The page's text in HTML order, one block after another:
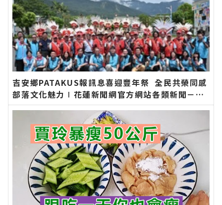
吉安鄉PATAKUS報訊息喜迎豐年祭 全民共榮同感
部落文化魅力∣花蓮新聞網官方網站各類新聞－最
快速的今日新聞報導 最新的在地資訊！